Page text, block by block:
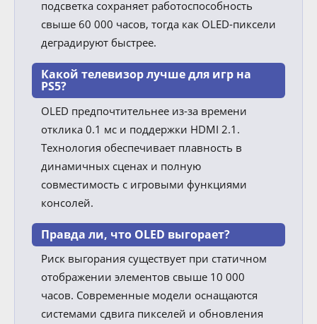
подсветка сохраняет работоспособность
свыше 60 000 часов, тогда как OLED-пиксели
деградируют быстрее.
Какой телевизор лучше для игр на
PS5?
OLED предпочтительнее из-за времени
отклика 0.1 мс и поддержки HDMI 2.1.
Технология обеспечивает плавность в
динамичных сценах и полную
совместимость с игровыми функциями
консолей.
Правда ли, что OLED выгорает?
Риск выгорания существует при статичном
отображении элементов свыше 10 000
часов. Современные модели оснащаются
системами сдвига пикселей и обновления